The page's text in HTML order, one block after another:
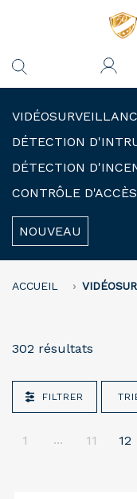
DÉTECTION
DÉTECTION
CONTRÔLE D'ACCÈS
NOUVEAU
ACCUEIL
302 résultats
FILTRER
1 ... 11 12